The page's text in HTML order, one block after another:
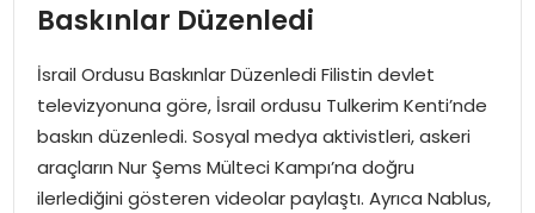
SAĞLIK
Baskınlar Düzenledi
İsrail Ordusu Baskınlar Düzenledi Filistin devlet
televizyonuna göre, İsrail ordusu Tulkerim Kenti’nde
baskın düzenledi. Sosyal medya aktivistleri, askeri
araçların Nur Şems Mülteci Kampı’na doğru
ilerlediğini gösteren videolar paylaştı. Ayrıca Nablus,